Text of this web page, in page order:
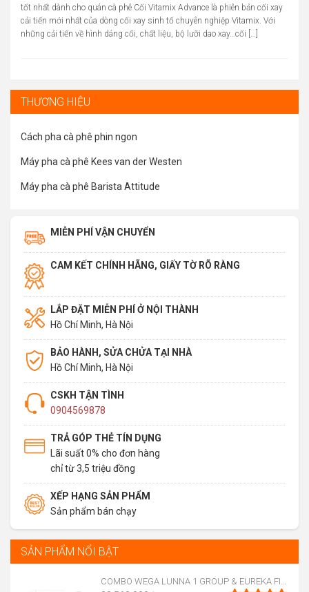
tốt nhất dành cho quán cà phê Cối Vitamix Advance là phiên bản cối xay
cải tiến mới nhất của dòng cối xay sinh tố chuyên nghiệp Vitamix. Với
những cải tiến về hình dáng cối, chất liệu, bộ lưỡi dao xay…cối […]
THƯƠNG HIỆU
Cách pha cà phê phin ngon
Máy pha cà phê Kees van der Westen
Máy pha cà phê Barista Attitude
MIỄN PHÍ VẬN CHUYỂN
CAM KẾT CHÍNH HÃNG, GIẤY TỜ RÕ RÀNG
LẮP ĐẶT MIỄN PHÍ Ở NỘI THÀNH
Hồ Chí Minh, Hà Nội
BẢO HÀNH, SỬA CHỬA TẠI NHÀ
Hồ Chí Minh, Hà Nội
CSKH TẬN TÌNH
0904569878
TRẢ GÓP THẺ TÍN DỤNG
Lãi suất 0% cho đơn hàng
chỉ từ 3,5 triệu đồng
XẾP HẠNG SẢN PHẨM
Sản phẩm bán chạy
SẢN PHẨM NỔI BẬT